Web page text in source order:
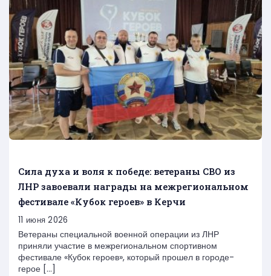
Сила духа и воля к победе: ветераны СВО из
ЛНР завоевали награды на межрегиональном
фестивале «Кубок героев» в Керчи
11 июня 2026
Ветераны специальной военной операции из ЛНР
приняли участие в межрегиональном спортивном
фестивале «Кубок героев», который прошел в городе-
герое […]